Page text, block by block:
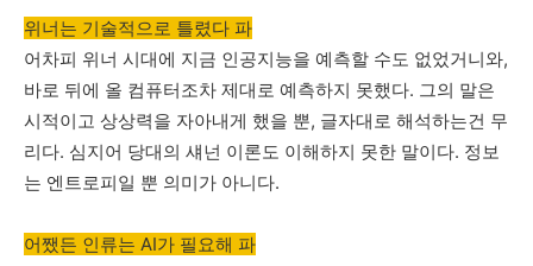
위너는 기술적으로 틀렸다 파
어차피 위너 시대에 지금 인공지능을 예측할 수도 없었거니와,
바로 뒤에 올 컴퓨터조차 제대로 예측하지 못했다. 그의 말은
시적이고 상상력을 자아내게 했을 뿐, 글자대로 해석하는건 무
리다. 심지어 당대의 섀넌 이론도 이해하지 못한 말이다. 정보
는 엔트로피일 뿐 의미가 아니다.
어쨌든 인류는 AI가 필요해 파